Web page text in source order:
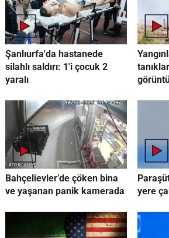
Şanlıurfa'da hastanede
silahlı saldırı: 1'i çocuk 2
yaralı
Bahçelievler’de çöken bina
ve yaşanan panik kamerada
yere